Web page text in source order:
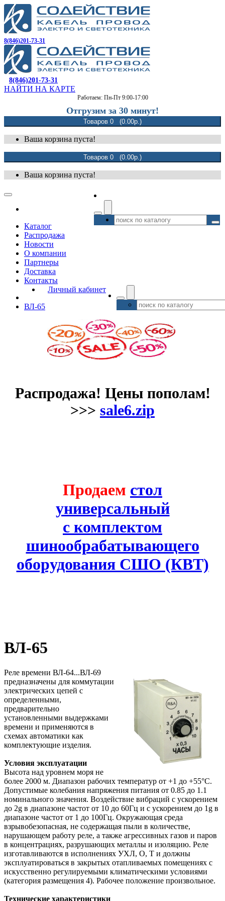
8(846)201-73-31
8(846)201-73-31
НАЙТИ НА КАРТЕ
Работаем: Пн-Пт 9:00-17:00
Отгрузим за 30 минут!
Товаров 0 (0.00р.)
Ваша корзина пуста!
Товаров 0 (0.00р.)
Ваша корзина пуста!
Каталог
Распродажа
Новости
О компании
Партнеры
Доставка
Контакты
Личный кабинет
ВЛ-65
Распродажа! Цены пополам!
>>> sale6.zip
Продаем стол
универсальный
с комплектом
шинообрабатывающего
оборудования СШО (КВТ)
ВЛ-65
Реле времени ВЛ-64...ВЛ-69
предназначены для коммутации
электрических цепей с
определенными,
предварительно
установленными выдержками
времени и применяются в
схемах автоматики как
комплектующие изделия.
Условия эксплуатации
Высота над уровнем моря не
более 2000 м. Диапазон рабочих температур от +1 до +55°С.
Допустимые колебания напряжения питания от 0.85 до 1.1
номинального значения. Воздействие вибраций с ускорением
до 2g в диапазоне частот от 10 до 60Гц и с ускорением до 1g в
диапазоне частот от 1 до 100Гц. Окружающая среда
взрывобезопасная, не содержащая пыли в количестве,
нарушающем работу реле, а также агрессивных газов и паров
в концентрациях, разрушающих металлы и изоляцию. Реле
изготавливаются в исполнениях УХЛ, О, Т и должны
эксплуатироваться в закрытых отапливаемых помещениях с
искусственно регулируемыми климатическими условиями
(категория размещения 4). Рабочее положение произвольное.
Технические характеристики